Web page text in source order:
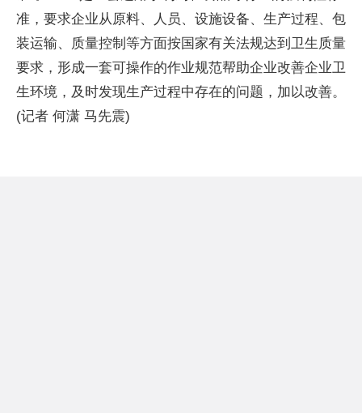
准，要求企业从原料、人员、设施设备、生产过程、包
装运输、质量控制等方面按国家有关法规达到卫生质量
要求，形成一套可操作的作业规范帮助企业改善企业卫
生环境，及时发现生产过程中存在的问题，加以改善。
(记者 何潇 马先震)